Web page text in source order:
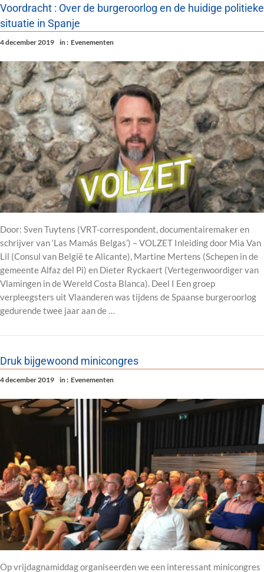
Voordracht : Over de burgeroorlog en de huidige politieke
situatie in Spanje
4 december 2019 in : Evenementen
Door: Sven Tuytens (VRT-correspondent, documentairemaker en
schrijver van ‘Las Mamás Belgas’) – VOLZET Inleiding door Mia Van
Lil (Consul van België te Alicante), Martine Mertens (Schepen in de
gemeente Alfaz del Pi) en Dieter Ryckaert (Vertegenwoordiger van
Vlamingen in de Wereld Costa Blanca). Deel I Een groep
verpleegsters uit Vlaanderen was tijdens de Spaanse burgeroorlog
gedurende twee jaar aan de …
Druk bijgewoond minicongres
4 december 2019 in : Evenementen
Op vrijdagnamiddag organiseerden we een interessant minicongres